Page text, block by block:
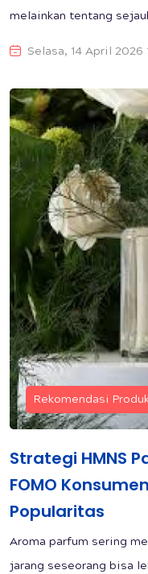
melainkan tentang
Selasa, 14 April 2026
Rekomendasi
Strategi HMNS
FOMO
Popularitas
Aroma parfum sering
jarang seseorang bisa